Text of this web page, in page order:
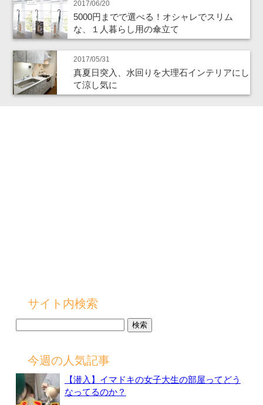
2017/06/20
5000円までで選べる！オシャレでスリム
な、１人暮らし用の傘立て
2017/05/31
真夏日突入、水回りを大理石インテリアにし
て涼し気に
サイト内検索
今週の人気記事
【潜入】イマドキの女子大生の部屋ってどう
なってるのか？